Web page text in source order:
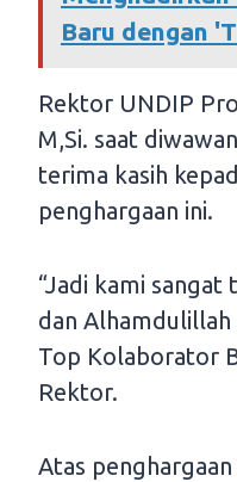
Baru dengan
Rektor UNDIP
M,Si. saat
terima kasih
penghargaan ini.
“Jadi kami sangat
dan
Top Kolaborator
Rektor.
Atas